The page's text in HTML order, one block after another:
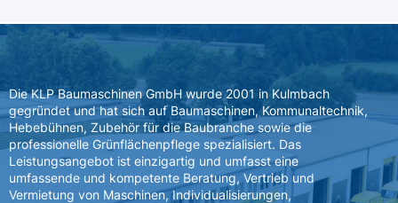
Die KLP Baumaschinen GmbH wurde 2001 in Kulmbach
gegründet und hat sich auf Baumaschinen, Kommunaltechnik,
Hebebühnen, Zubehör für die Baubranche sowie die
professionelle Grünflächenpflege spezialisiert. Das
Leistungsangebot ist einzigartig und umfasst eine
umfassende und kompetente Beratung, Vertrieb und
Vermietung von Maschinen, Individualisierungen,